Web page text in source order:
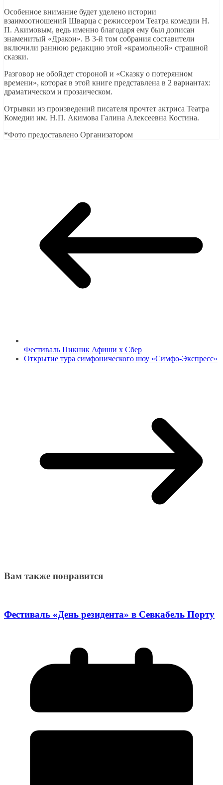
Особенное внимание будет уделено истории
взаимоотношений Шварца с режиссером Театра комедии Н.
П. Акимовым, ведь именно благодаря ему был дописан
знаменитый «Дракон». В 3-й том собрания составители
включили раннюю редакцию этой «крамольной» страшной
сказки.
Разговор не обойдет стороной и «Сказку о потерянном
времени», которая в этой книге представлена в 2 вариантах:
драматическом и прозаическом.
Отрывки из произведений писателя прочтет актриса Театра
Комедии им. Н.П. Акимова Галина Алексеевна Костина.
*Фото предоставлено Организатором
Фестиваль Пикник Афиши x Сбер
Открытие тура симфонического шоу «Симфо-Экспресс»
Вам также понравится
Фестиваль «День резидента» в Севкабель Порту